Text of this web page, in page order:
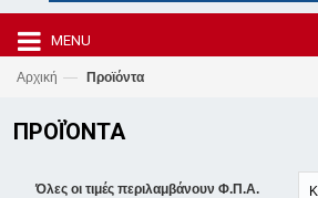
MENU
Αρχική — Προϊόντα
ΠΡΟΪΌΝΤΑ
Όλες οι τιμές περιλαμβάνουν Φ.Π.Α.